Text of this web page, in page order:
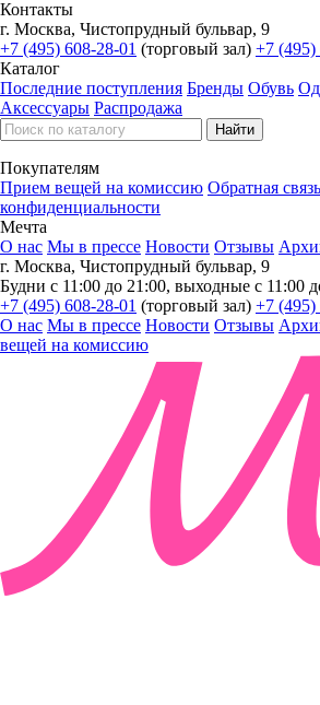
Контакты
г. Москва, Чистопрудный бульвар, 9
+7 (495) 608-28-01 (торговый зал) +7 (495)
Каталог
Последние поступления Бренды Обувь
Аксессуары Распродажа
Покупателям
Прием вещей на комиссию Обратная связь
конфиденциальности
Мечта
О нас Мы в прессе Новости Отзывы
г. Москва, Чистопрудный бульвар, 9
Будни с 11:00 до 21:00, выходные с 11:00
+7 (495) 608-28-01 (торговый зал) +7 (495)
О нас Мы в прессе Новости Отзывы
вещей на комиссию